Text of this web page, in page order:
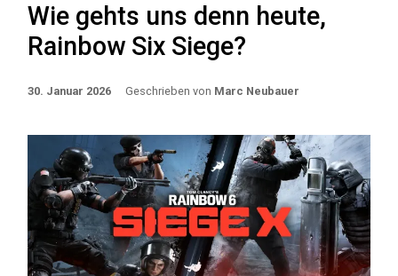
Wie gehts uns denn heute,
Rainbow Six Siege?
30. Januar 2026 Geschrieben von Marc Neubauer